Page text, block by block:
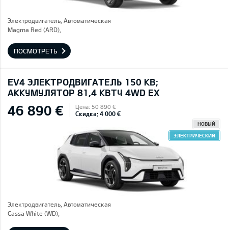
Электродвигатель, Автоматическая
Magma Red (ARD),
ПОСМОТРЕТЬ
EV4 ЭЛЕКТРОДВИГАТЕЛЬ 150 КВ;
AККУМУЛЯТОР 81,4 КВТЧ 4WD EX
46 890 € Цена: 50 890 €
Скидка: 4 000 €
НОВЫЙ
ЭЛЕКТРИЧЕСКИЙ
Электродвигатель, Автоматическая
Cassa White (WD),